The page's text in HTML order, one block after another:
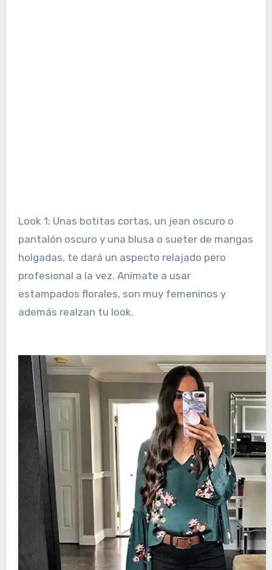
Look 1: Unas botitas cortas, un jean oscuro o
pantalón oscuro y una blusa o sueter de mangas
holgadas, te dará un aspecto relajado pero
profesional a la vez. Anímate a usar
estampados florales, son muy femeninos y
además realzan tu look.